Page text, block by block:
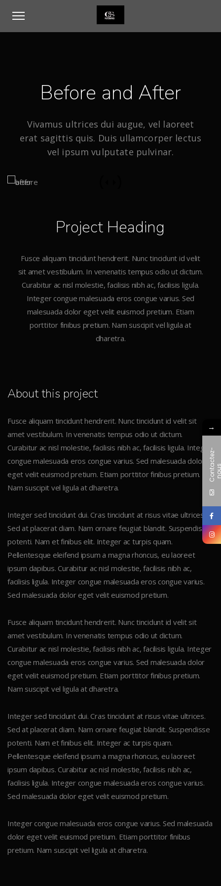
Before and After
Vivamus ultrices dui augue, vel laoreet
erat sagittis quis. Duis ullamcorper lectus
vel ipsum vulputate pulvinar.
Project Heading
Fusce aliquam tincidunt hendrerit. Nunc tincidunt id velit
sit amet vestibulum. In venenatis tempus odio ut dictum.
Curabitur ac nisl molestie, facilisis nibh ac, facilisis ligula.
Integer congue malesuada eros congue varius. Sed
malesuada dolor eget velit euismod pretium. Etiam
porttitor finibus pretium. Nam suscipit vel ligula at
dharetra.
About this project
Fusce aliquam tincidunt hendrerit. Nunc tincidunt id velit sit
amet vestibulum. In venenatis tempus odio ut dictum.
Curabitur ac nisl molestie, facilisis nibh ac, facilisis ligula. Integer
congue malesuada eros congue varius. Sed malesuada dolor
eget velit euismod pretium. Etiam porttitor finibus pretium.
Nam suscipit vel ligula at dharetra.
Integer sed tincidunt dui. Cras tincidunt at risus vitae ultrices.
Sed at placerat diam. Nam ornare feugiat blandit. Suspendisse
potenti. Nam et finibus elit. Integer ac turpis quam.
Pellentesque eleifend ipsum a magna rhoncus, eu laoreet
ipsum dapibus. Curabitur ac nisl molestie, facilisis nibh ac,
facilisis ligula. Integer congue malesuada eros congue varius.
Sed malesuada dolor eget velit euismod pretium.
Fusce aliquam tincidunt hendrerit. Nunc tincidunt id velit sit
amet vestibulum. In venenatis tempus odio ut dictum.
Curabitur ac nisl molestie, facilisis nibh ac, facilisis ligula. Integer
congue malesuada eros congue varius. Sed malesuada dolor
eget velit euismod pretium. Etiam porttitor finibus pretium.
Nam suscipit vel ligula at dharetra.
Integer sed tincidunt dui. Cras tincidunt at risus vitae ultrices.
Sed at placerat diam. Nam ornare feugiat blandit. Suspendisse
potenti. Nam et finibus elit. Integer ac turpis quam.
Pellentesque eleifend ipsum a magna rhoncus, eu laoreet
ipsum dapibus. Curabitur ac nisl molestie, facilisis nibh ac,
facilisis ligula. Integer congue malesuada eros congue varius.
Sed malesuada dolor eget velit euismod pretium.
Integer congue malesuada eros congue varius. Sed malesuada
dolor eget velit euismod pretium. Etiam porttitor finibus
pretium. Nam suscipit vel ligula at dharetra.
→
C
o
n
t
c
t
e
z
-
n
o
u